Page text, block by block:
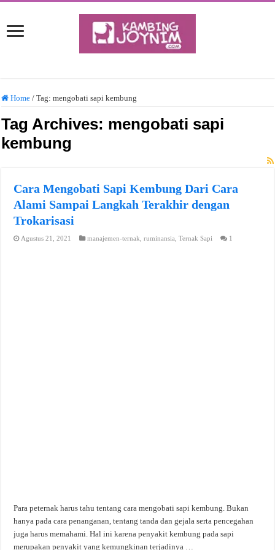
Home / Tag:mengobati sapi kembung
Tag Archives: mengobati sapi
kembung
Cara Mengobati Sapi Kembung Dari Cara
Alami Sampai Langkah Terakhir dengan
Trokarisasi
Agustus 21, 2021 manajemen-ternak ,ruminansia ,Ternak Sapi 1
Para peternak harus tahu tentang cara mengobati sapi kembung. Bukan
hanya pada cara penanganan, tentang tanda dan gejala serta pencegahan
juga harus memahami. Hal ini karena penyakit kembung pada sapi
merupakan penyakit yang kemungkinan terjadinya …